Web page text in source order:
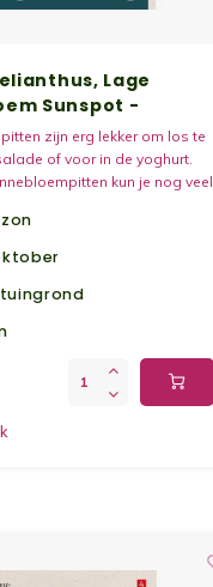
Lage
Sunspot -
zijn erg lekker om los te
of voor in de yoghurt.
kun je nog veel
zonnebloem eten. In het
kun je de grote zaailingen
net zoals tuinkers.